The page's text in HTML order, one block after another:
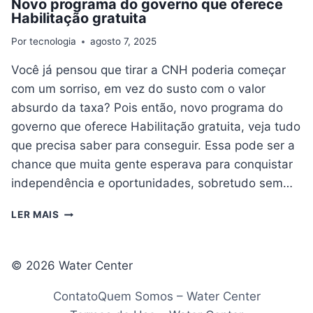
Novo programa do governo que oferece
Habilitação gratuita
Por tecnologia agosto 7, 2025
Você já pensou que tirar a CNH poderia começar
com um sorriso, em vez do susto com o valor
absurdo da taxa? Pois então, novo programa do
governo que oferece Habilitação gratuita, veja tudo
que precisa saber para conseguir. Essa pode ser a
chance que muita gente esperava para conquistar
independência e oportunidades, sobretudo sem…
LER MAIS NOVO
QUE
HABILITAÇÃO
© 2026 Water Center
ContatoQuem Somos – Water Center